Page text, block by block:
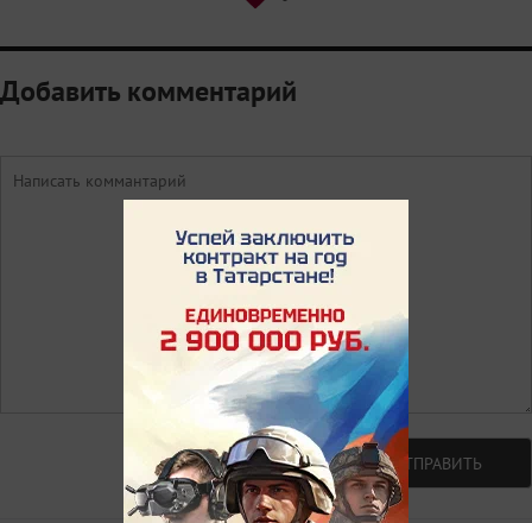
Добавить комментарий
Авторизоваться ОТПРАВИТЬ